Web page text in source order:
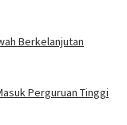
Berkelanjutan
Perguruan Tinggi